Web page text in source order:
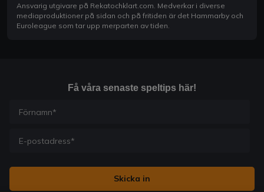
Ansvarig utgivare på Rekatochklart.com. Medverkar i diverse
mediaproduktioner på sidan och på fritiden är det Hammarby och
Euroleague som tar upp merparten av tiden.
Få våra senaste speltips här!